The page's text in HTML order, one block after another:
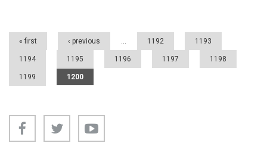
« first ‹ previous … 1192 1193
1194 1195 1196 1197 1198
1199 1200